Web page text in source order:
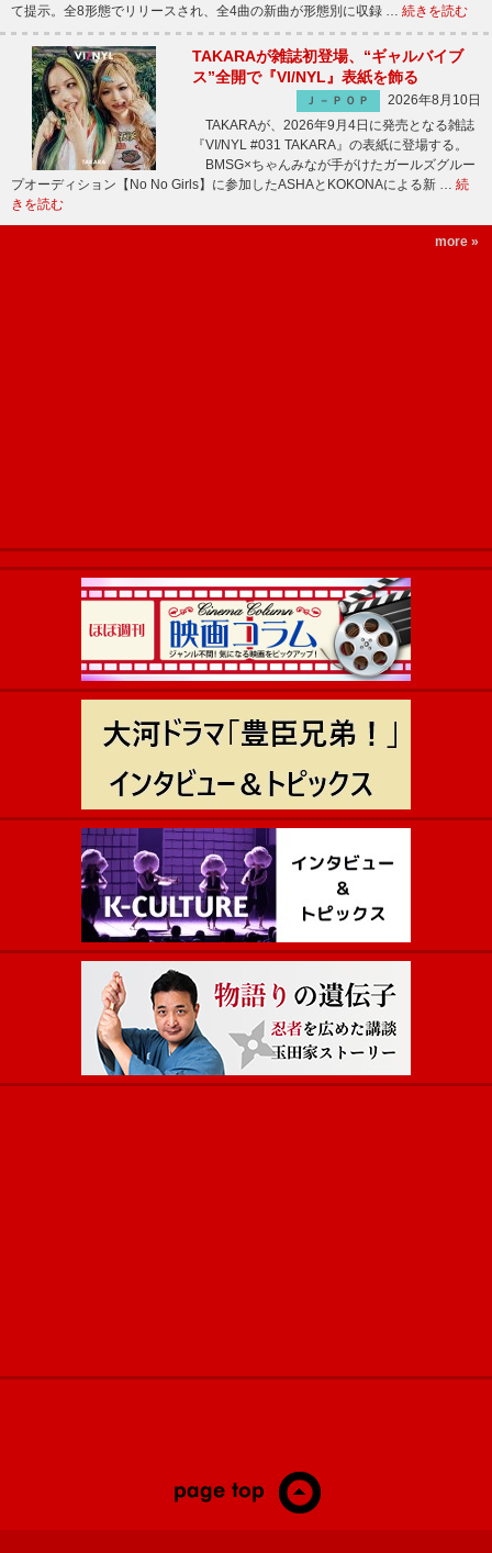
て提示。全8形態でリリースされ、全4曲の新曲が形態別に収録 … 続きを読む
TAKARAが雑誌初登場、“ギャルバイブ
ス”全開で『VI/NYL』表紙を飾る
Ｊ－ＰＯＰ
2026年8月10日
TAKARAが、2026年9月4日に発売となる雑誌
『VI/NYL #031 TAKARA』の表紙に登場する。
BMSG×ちゃんみなが手がけたガールズグルー
プオーディション【No No Girls】に参加したASHAとKOKONAによる新 … 続
きを読む
more »